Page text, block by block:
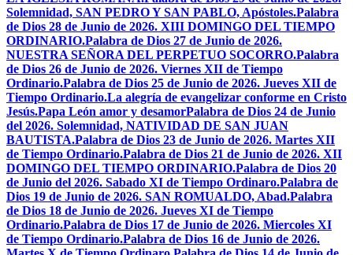
Solemnidad, SAN PEDRO Y SAN PABLO, Apóstoles.Palabra
de Dios 28 de Junio de 2026. XIII DOMINGO DEL TIEMPO
ORDINARIO.Palabra de Dios 27 de Junio de 2026.
NUESTRA SEÑORA DEL PERPETUO SOCORRO.Palabra
de Dios 26 de Junio de 2026. Viernes XII de Tiempo
Ordinario.Palabra de Dios 25 de Junio de 2026. Jueves XII de
Tiempo Ordinario.La alegría de evangelizar conforme en Cristo
Jesús.Papa León amor y desamorPalabra de Dios 24 de Junio
del 2026. Solemnidad, NATIVIDAD DE SAN JUAN
BAUTISTA.Palabra de Dios 23 de Junio de 2026. Martes XII
de Tiempo Ordinario.Palabra de Dios 21 de Junio de 2026. XII
DOMINGO DEL TIEMPO ORDINARIO.Palabra de Dios 20
de Junio del 2026. Sabado XI de Tiempo Ordinaro.Palabra de
Dios 19 de Junio de 2026. SAN ROMUALDO, Abad.Palabra
de Dios 18 de Junio de 2026. Jueves XI de Tiempo
Ordinario.Palabra de Dios 17 de Junio de 2026. Miercoles XI
de Tiempo Ordinario.Palabra de Dios 16 de Junio de 2026.